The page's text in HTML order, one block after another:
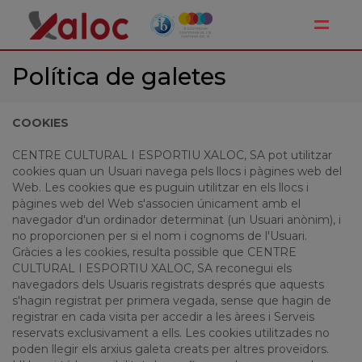
Política de galetes
COOKIES
CENTRE CULTURAL I ESPORTIU XALOC, SA pot utilitzar
cookies quan un Usuari navega pels llocs i pàgines web del
Web. Les cookies que es puguin utilitzar en els llocs i
pàgines web del Web s'associen únicament amb el
navegador d'un ordinador determinat (un Usuari anònim), i
no proporcionen per si el nom i cognoms de l'Usuari.
Gràcies a les cookies, resulta possible que CENTRE
CULTURAL I ESPORTIU XALOC, SA reconegui els
navegadors dels Usuaris registrats després que aquests
s'hagin registrat per primera vegada, sense que hagin de
registrar en cada visita per accedir a les àrees i Serveis
reservats exclusivament a ells. Les cookies utilitzades no
poden llegir els arxius galeta creats per altres proveïdors.